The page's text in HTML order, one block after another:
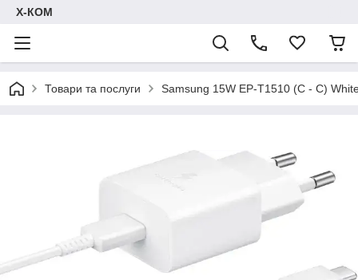
Х-КОМ
Товари та послуги Samsung 15W EP-T1510 (C - C)